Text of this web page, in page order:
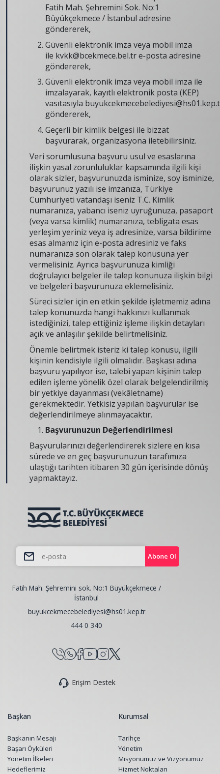
Fatih Mah. Şehremini Sok. No:1
Büyükçekmece / İstanbul adresine
göndererek,
Güvenli elektronik imza veya mobil imza
ile kvkk@bcekmece.bel.tre-posta adresine
göndererek,
Güvenli elektronik imza veya mobil imza ile
imzalayarak, kayıtlı elektronik posta (KEP)
vasıtasıyla
göndererek,
Geçerli bir kimlik belgesi ile bizzat
başvurarak, organizasyona iletebilirsiniz.
Veri sorumlusuna başvuru usul ve esaslarına
ilişkin yasal zorunluluklar kapsamında ilgili kişi
olarak sizler, başvurunuzda isminize, soy isminize,
başvurunuz yazılı ise imzanıza, Türkiye
Cumhuriyeti vatandaşı iseniz T.C. Kimlik
numaranıza, yabancı iseniz uyruğunuza, pasaport
(veya varsa kimlik) numaranıza, tebligata esas
yerleşim yeriniz veya iş adresinize, varsa bildirime
esas almamız için e-posta adresiniz ve faks
numaranıza son olarak talep konusuna yer
vermelisiniz. Ayrıca başvurunuza kimliği
doğrulayıcı belgeler ile talep konunuza ilişkin bilgi
ve belgeleri başvurunuza eklemelisiniz.
Süreci sizler için en etkin şekilde işletmemiz adına
talep konunuzda hangi hakkınızı kullanmak
istediğinizi, talep ettiğiniz işleme ilişkin detayları
açık ve anlaşılır şekilde belirtmelisiniz.
Önemle belirtmek isteriz ki talep konusu, ilgili
kişinin kendisiyle ilgili olmalıdır. Başkası adına
başvuru yapılıyor ise, talebi yapan kişinin talep
edilen işleme yönelik özel olarak belgelendirilmiş
bir yetkiye dayanması (vekâletname)
gerekmektedir. Yetkisiz yapılan başvurular ise
değerlendirilmeye alınmayacaktır.
Başvurunuzun Değerlendirilmesi
Başvurularınızı değerlendirerek sizlere en kısa
sürede ve en geç başvurunuzun tarafımıza
ulaştığı tarihten itibaren 30 gün içerisinde dönüş
yapmaktayız.
Abone Ol
Fatih Mah. Şehremini sok. No:1 Büyükçekmece /
İstanbul
buyukcekmecebelediyesi@hs01.kep.tr
444 0 340
Erişim Destek
Başkan
Başkanın Mesajı
Başarı Öyküleri
Yönetim İlkeleri
Hedeflerimiz
Kurumsal
Tarihçe
Yönetim
Misyonumuz ve Vizyonumuz
Hizmet Noktaları